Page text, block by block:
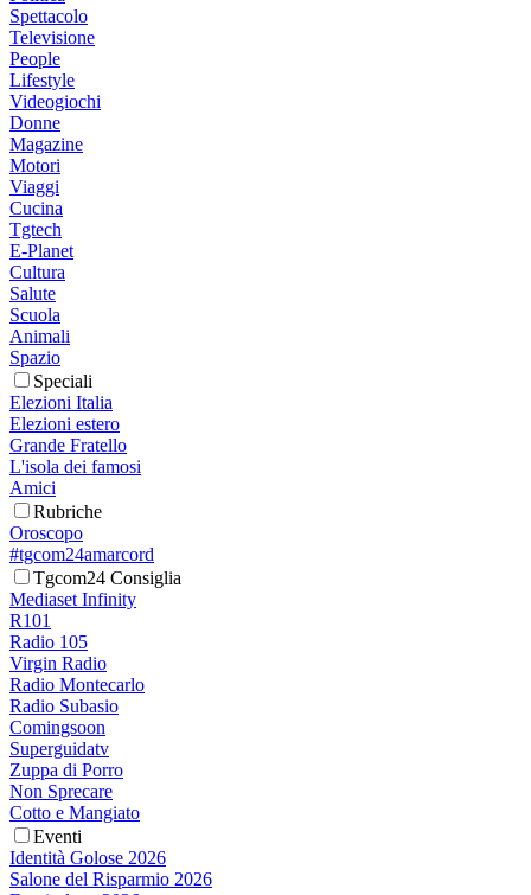
Spettacolo
Televisione
People
Lifestyle
Videogiochi
Donne
Magazine
Motori
Viaggi
Cucina
Tgtech
E-Planet
Cultura
Salute
Scuola
Animali
Spazio
Speciali
Elezioni Italia
Elezioni estero
Grande Fratello
L'isola dei famosi
Amici
Rubriche
Oroscopo
#tgcom24amarcord
Tgcom24 Consiglia
Mediaset Infinity
R101
Radio 105
Virgin Radio
Radio Montecarlo
Radio Subasio
Comingsoon
Superguidatv
Zuppa di Porro
Non Sprecare
Cotto e Mangiato
Eventi
Identità Golose 2026
Salone del Risparmio 2026